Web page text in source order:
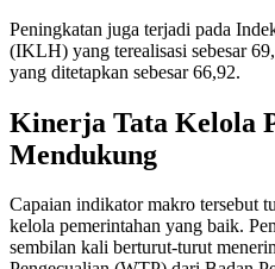
Peningkatan juga terjadi pada
(IKLH) yang terealisasi sebesar
yang ditetapkan sebesar 66,92.
Kinerja Tata Kelola
Mendukung
Capaian indikator makro tersebut
kelola pemerintahan yang baik.
sembilan kali berturut-turut